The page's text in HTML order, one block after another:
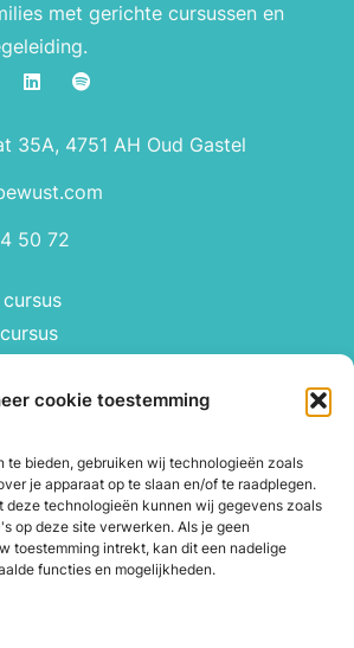
cookie toestemming
te bieden, gebruiken wij technologieën zoals
je apparaat op te slaan en/of te raadplegen.
deze technologieën kunnen wij gegevens zoals
op deze site verwerken. Als je geen
toestemming intrekt, kan dit een nadelige
functies en mogelijkheden.
met gerichte cursussen en
kinderen
35A, 4751 AH Oud Gastel
50 72